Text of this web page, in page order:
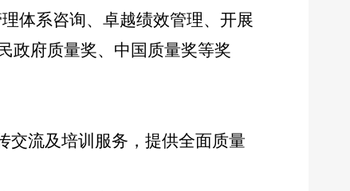
体系咨询、卓越绩效管理、开展
政府质量奖、中国质量奖等奖
交流及培训服务，提供全面质量